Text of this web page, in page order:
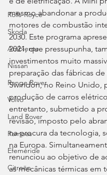
Rolls-Royce
Skoda
Ambiente
Nissan
Range Rover
Volvo
Land Rover
Rampas
Efeméride
Citroën
mesmo abandonar a
motores de combustão
2030. Este programa
2021, que pressupunha,
investimentos muito
preparação das fábricas
Swindon, no Reino Unido,
produção de carros
entretanto, submetido a
revisão, imposto pelo
na procura da tecnologia,
na Europa.
renunciou ao objetivo de
as mecânicas térmicas em